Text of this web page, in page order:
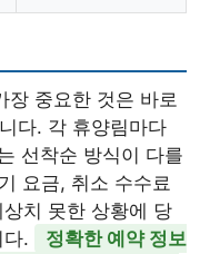
장 중요한 것은 바로
다. 각 휴양림마다
선착순 방식이 다를
요금, 취소 수수료
치 못한 상황에 당
.
정확한 예약 정보